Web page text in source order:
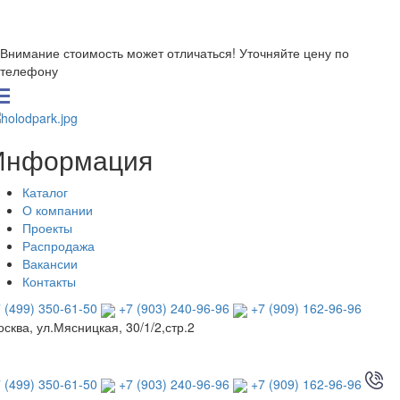
Внимание стоимость может отличаться! Уточняйте цену по
телефону
Каталог
О компании
Проекты
Распродажа
Вакансии
Контакты
(499) 350-61-50
+7 (903) 240-96-96
+7 (909) 162-96-96
ул.Мясницкая, 30/1/2,стр.2
(499) 350-61-50 +7 (903) 240-96-96 +7 (909) 162-96-96